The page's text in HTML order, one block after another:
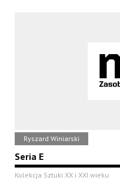
Ryszard Winiarski
Seria E
Kolekcja Sztuki XX i XXI wieku